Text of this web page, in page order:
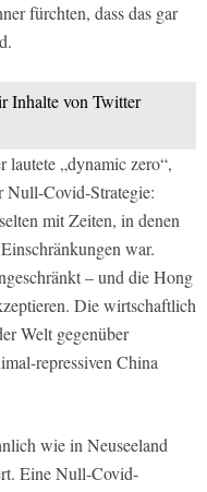
fürchten, dass das gar
Inhalte von Twitter
lautete „dynamic zero“,
Null-Covid-Strategie:
mit Zeiten, in denen
war.
– und die Hong
Die wirtschaftlich
Welt gegenüber
repressiven China
wie in Neuseeland
Eine Null-Covid-